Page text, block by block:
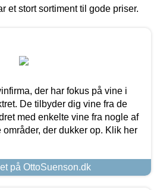
et stort sortiment til gode priser.
der har fokus på vine i
De tilbyder dig vine fra de
med enkelte vine fra nogle af
der dukker op. Klik her
på OttoSuenson.dk